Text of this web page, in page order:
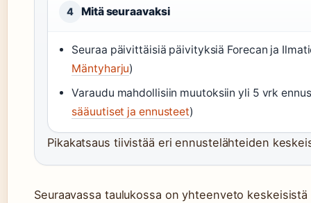
4 Mitä seuraavaksi
Seuraa päivittäisiä päivityksiä Forecan ja
Mäntyharju)
Varaudu mahdollisiin muutoksiin yli 5 vrk
sääuutiset ja ennusteet)
Pikakatsaus tiivistää eri ennustelähteiden
Seuraavassa taulukossa on yhteenveto keskeisistä